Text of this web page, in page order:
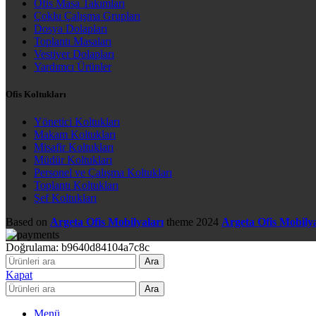
Ofis Masa Takımları
Çoklu Çalışma Grupları
Dosya Dolapları
Toplantı Masaları
Vestiyer Dolapları
Yardımcı Ürünler
Ofis Koltukları
Yönetici Koltukları
Makam Koltukları
Misafir Koltukları
Müdür Koltukları
Personel ve Çalışma Koltukları
Toplantı Koltukları
Şef Koltukları
Based on Argeta Ofis Mobilyaları theme 2024 Argeta Ofis
Doğrulama: b9640d84104a7c8c
Ara
Kapat
Ara
Menü